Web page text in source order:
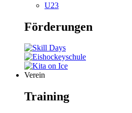
U23
Förderungen
Verein
Training